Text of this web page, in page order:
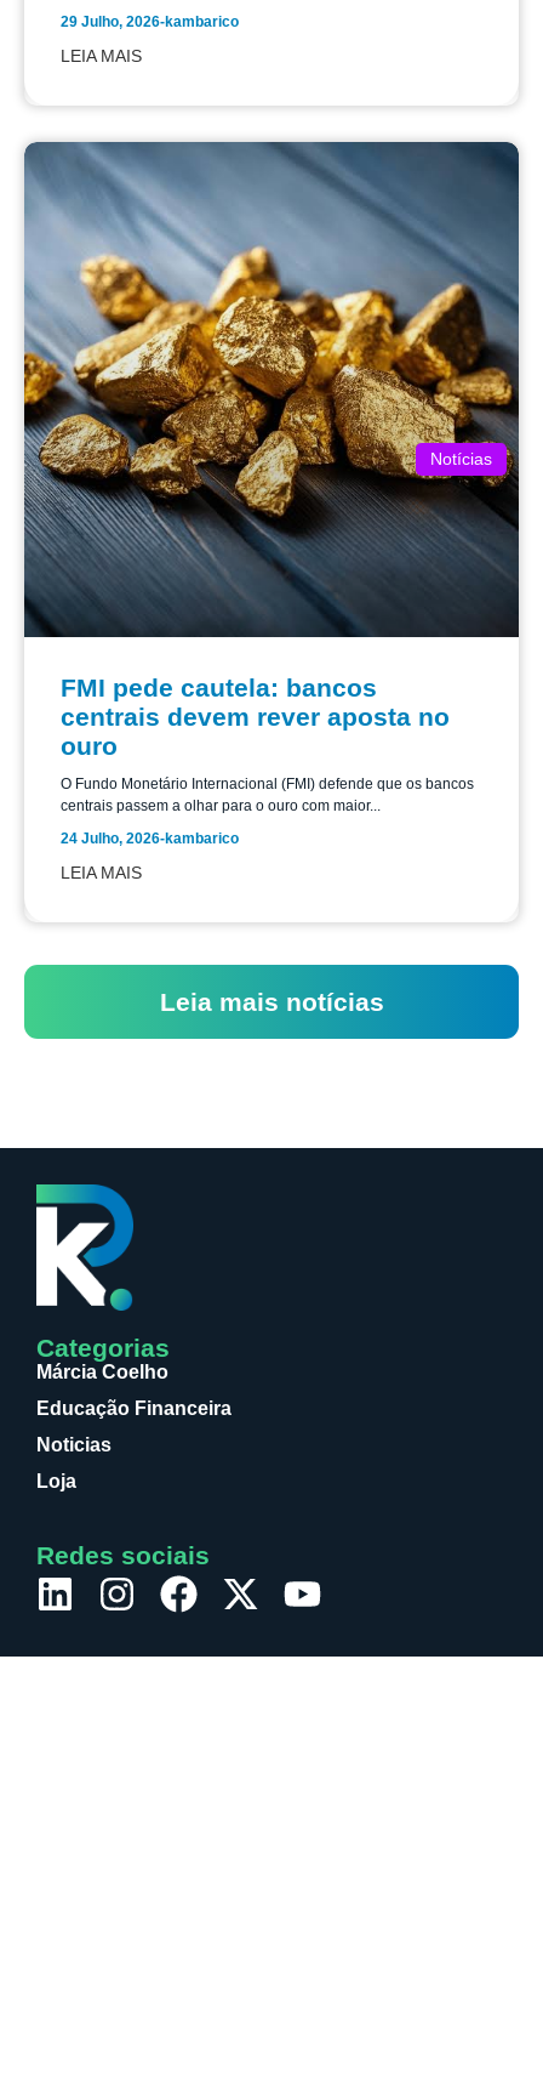
29 Julho, 2026-kambarico
LEIA MAIS
Notícias
FMI pede cautela: bancos
centrais devem rever aposta no
ouro
O Fundo Monetário Internacional (FMI) defende que os bancos
centrais passem a olhar para o ouro com maior...
24 Julho, 2026-kambarico
LEIA MAIS
Leia mais notícias
Categorias
Márcia Coelho
Educação Financeira
Noticias
Loja
Redes sociais